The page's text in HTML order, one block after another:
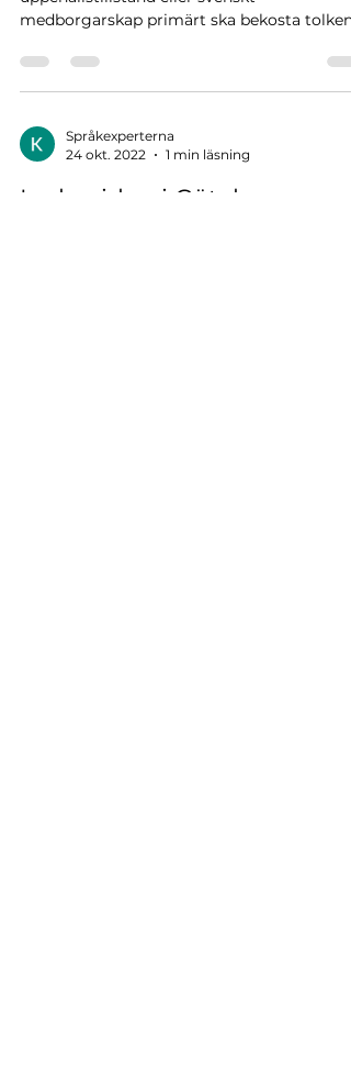
medborgarskap primärt ska bekosta tolken
Språkexperterna
24 okt. 2022
1 min läsning
Ledarsidan i Göteborgs-